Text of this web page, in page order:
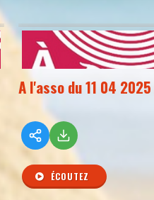
A l'asso du 11 04 2025
ÉCOUTEZ